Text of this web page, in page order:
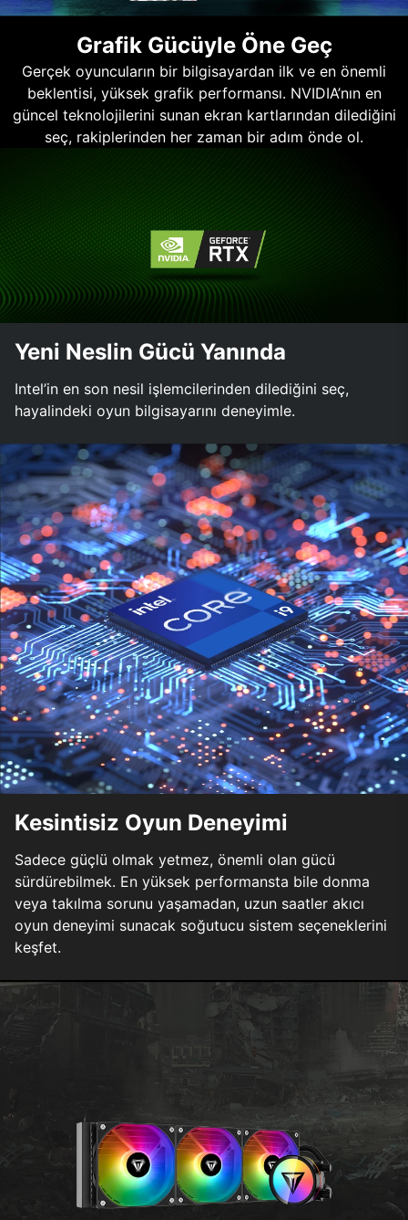
Grafik Gücüyle Öne Geç
Gerçek oyuncuların bir bilgisayardan ilk ve en önemli
beklentisi, yüksek grafik performansı. NVIDIA’nın en
güncel teknolojilerini sunan ekran kartlarından dilediğini
seç, rakiplerinden her zaman bir adım önde ol.
Yeni Neslin Gücü Yanında
Intel’in en son nesil işlemcilerinden dilediğini seç,
hayalindeki oyun bilgisayarını deneyimle.
Kesintisiz Oyun Deneyimi
Sadece güçlü olmak yetmez, önemli olan gücü
sürdürebilmek. En yüksek performansta bile donma
veya takılma sorunu yaşamadan, uzun saatler akıcı
oyun deneyimi sunacak soğutucu sistem seçeneklerini
keşfet.